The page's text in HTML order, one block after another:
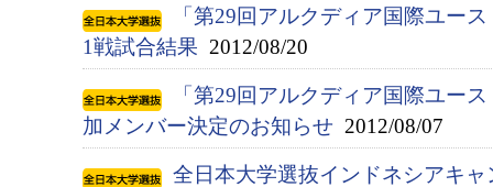
「第29回アルクディア国際ユー
1戦試合結果 2012/08/20
「第29回アルクディア国際ユー
加メンバー決定のお知らせ 2012/08/07
全日本大学選抜インドネシアキ